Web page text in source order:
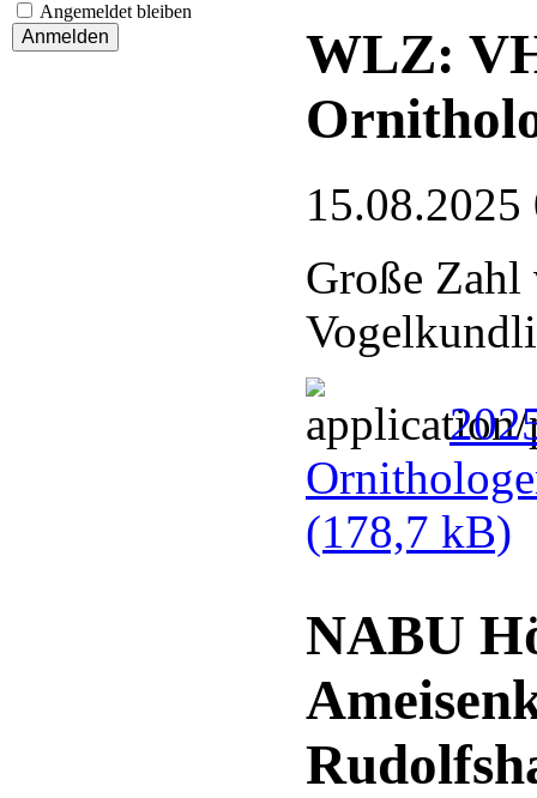
Angemeldet bleiben
WLZ:
15.08.2025
Große Zahl
(178,7 kB)
NABU